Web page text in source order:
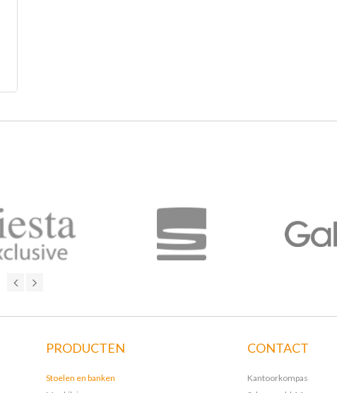
PRODUCTEN
Stoelen en banken
CONTACT
Kantoorkompas